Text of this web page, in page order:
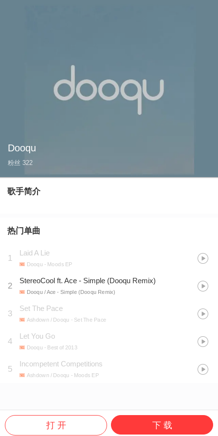
Dooqu
粉丝 322
歌手简介
热门单曲
1
Laid A Lie
Dooqu - Moods EP
2
StereoCool ft. Ace - Simple (Dooqu Remix)
Dooqu / Ace - Simple (Dooqu Remix)
3
Set The Pace
Ashdown / Dooqu - Set The Pace
4
Let You Go
Dooqu - Best of 2013
5
Incompetent Competitions
Ashdown / Dooqu - Moods EP
打 开 下 载